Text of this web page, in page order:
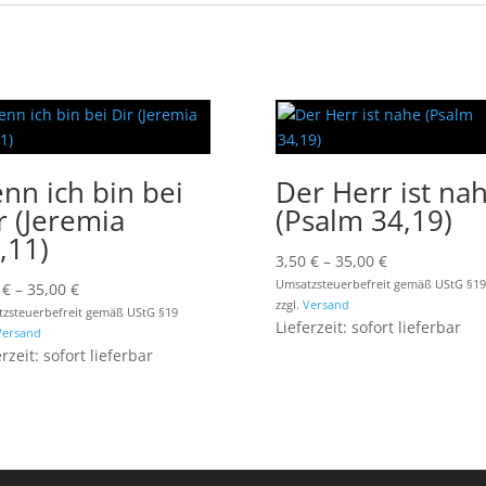
ich bin bei
(Jeremia
€ – 35,00 €Preisspanne:
3,50 €
35,00 €
gemäß UStG §19
sofort lieferbar
Der Herr ist
(Psalm 34,19)
3,50 € – 35,00 €Preisspanne:
3,50 €
35,00 €
Umsatzsteuerbefreit gemäß UStG §19
zzgl. Versand
Lieferzeit: sofort lieferbar